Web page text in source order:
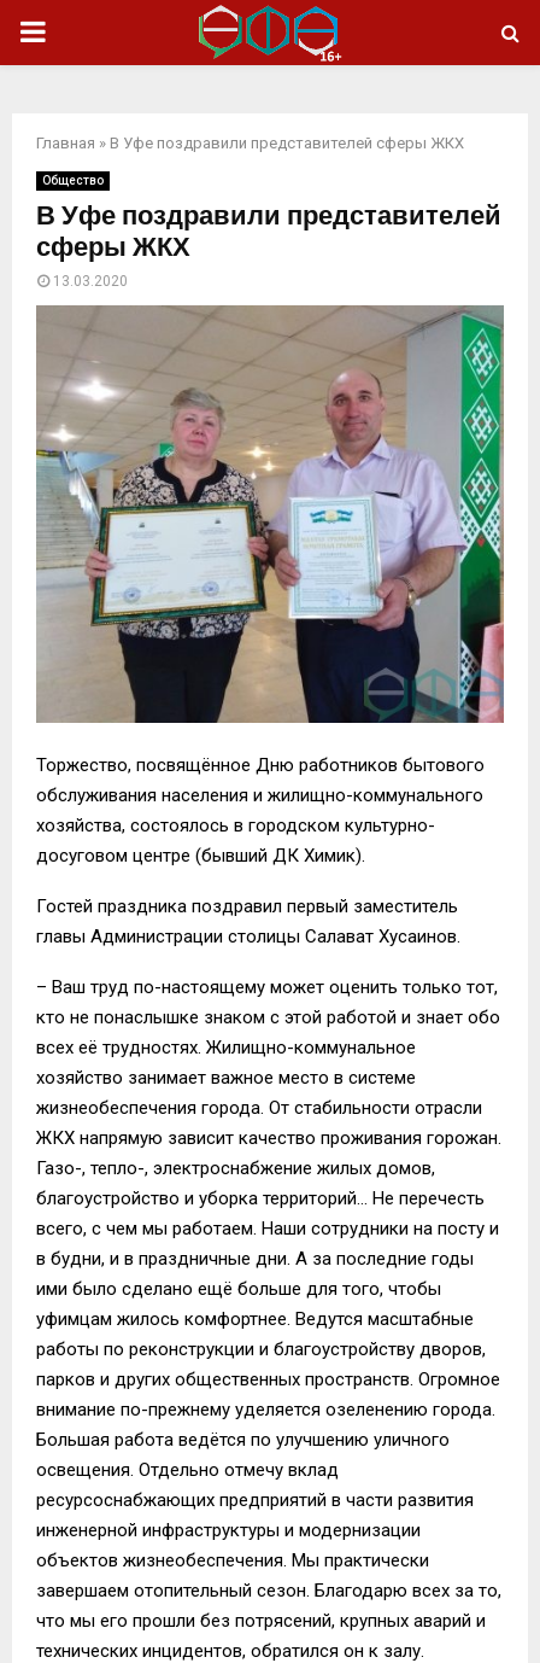
ОСНОВНОЕ
Главная » В Уфе поздравили представителей сферы ЖКХ
Общество
В Уфе поздравили представителей
сферы ЖКХ
13.03.2020
Торжество, посвящённое Дню работников бытового
обслуживания населения и жилищно-коммунального
хозяйства, состоялось в городском культурно-
досуговом центре (бывший ДК Химик).
Гостей праздника поздравил первый заместитель
главы Администрации столицы Салават Хусаинов.
– Ваш труд по-настоящему может оценить только тот,
кто не понаслышке знаком с этой работой и знает обо
всех её трудностях. Жилищно-коммунальное
хозяйство занимает важное место в системе
жизнеобеспечения города. От стабильности отрасли
ЖКХ напрямую зависит качество проживания горожан.
Газо-, тепло-, электроснабжение жилых домов,
благоустройство и уборка территорий… Не перечесть
всего, с чем мы работаем. Наши сотрудники на посту и
в будни, и в праздничные дни. А за последние годы
ими было сделано ещё больше для того, чтобы
уфимцам жилось комфортнее. Ведутся масштабные
работы по реконструкции и благоустройству дворов,
парков и других общественных пространств. Огромное
внимание по-прежнему уделяется озеленению города.
Большая работа ведётся по улучшению уличного
освещения. Отдельно отмечу вклад
ресурсоснабжающих предприятий в части развития
инженерной инфраструктуры и модернизации
объектов жизнеобеспечения. Мы практически
завершаем отопительный сезон. Благодарю всех за то,
что мы его прошли без потрясений, крупных аварий и
технических инцидентов, обратился он к залу.